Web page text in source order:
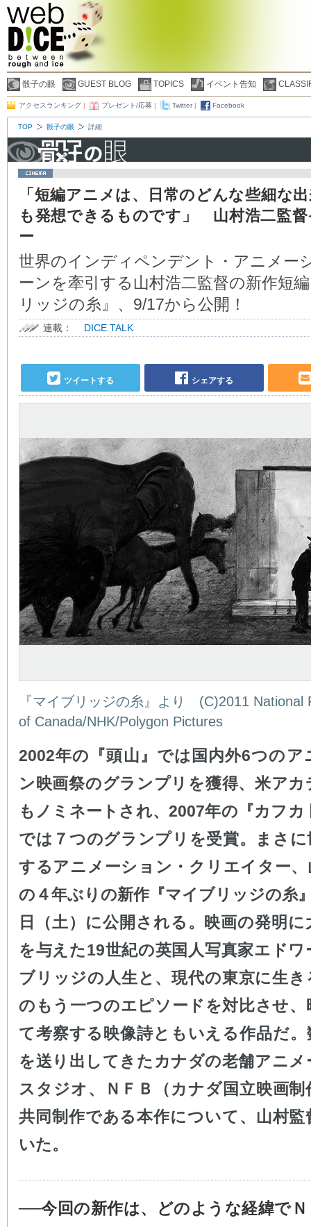
骰子の眼 GUEST BLOG TOPICS イベント告知
アクセスランキング | プレゼント/応募 | Twitter | Facebook
TOP 骰子の眼 詳細
「短編アニメは、日常のどんな些細な
も発想できるものです」 山村浩二監
ー
世界のインディペンデント・アニメー
ーンを牽引する山村浩二監督の新作短
リッジの糸』、9/17から公開！
連載： DICE TALK
ツイートする シェアする
『マイブリッジの糸』より (C)2011 National
of Canada/NHK/Polygon Pictures
2002年の『頭山』では国内外6つのア
ン映画祭のグランプリを獲得、米アカ
もノミネートされ、2007年の『カフカ
では７つのグランプリを受賞。まさに
するアニメーション・クリエイター、
の４年ぶりの新作『マイブリッジの糸
日（土）に公開される。映画の発明に
を与えた19世紀の英国人写真家エドワ
ブリッジの人生と、現代の東京に生き
のもう一つのエピソードを対比させ、
て考察する映像詩ともいえる作品だ。
を送り出してきたカナダの老舗アニメ
スタジオ、ＮＦＢ（カナダ国立映画制
共同制作である本作について、山村監
いた。
──今回の新作は、どのような経緯でＮ